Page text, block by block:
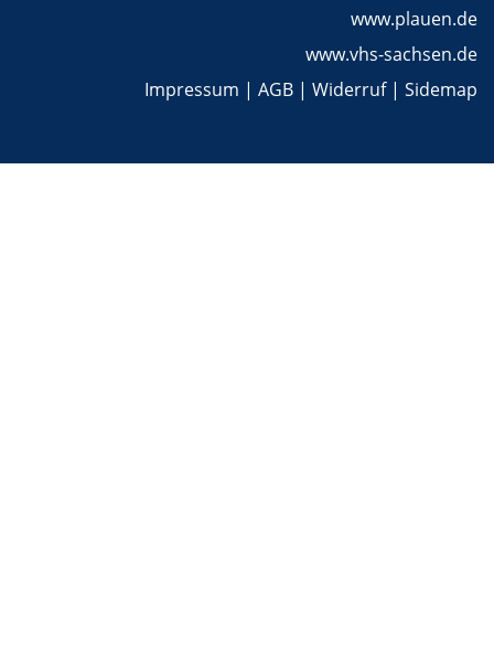
www.plauen.de
www.vhs-sachsen.de
Impressum | AGB | Widerruf| Sidemap